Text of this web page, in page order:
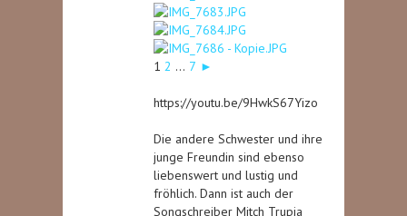
1 2 ... 7 ►
https://youtu.be/9HwkS67Yizo
Die andere Schwester und ihre
junge Freundin sind ebenso
liebenswert und lustig und
fröhlich. Dann ist auch der
Songschreiber Mitch Trupia